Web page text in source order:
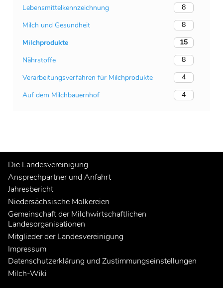
Lebensmittelkennzeichnung
8
Milch und Gesundheit
8
Milchprodukte
15
Nährstoffe
8
Verarbeitungsverfahren für Milchprodukte
4
Auf dem Milchbauernhof
4
Die Landesvereinigung
Ansprechpartner und Anfahrt
Jahresbericht
Niedersächsische Molkereien
Gemeinschaft der Milchwirtschaftlichen
Landesorganisationen
Mitglieder der Landesvereinigung
Impressum
Datenschutzerklärung und Zustimmungseinstellungen
Milch-Wiki